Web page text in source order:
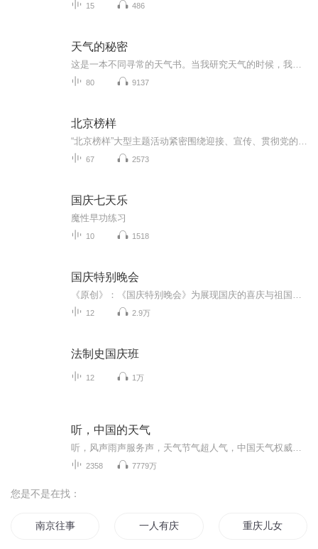
15 486
天气的秘密
80 9137
北京榜样
67 2573
国庆七天乐
魔性早功练习
10 1518
国庆特别晚会
12 2.9万
法制史国庆班
12 1万
听，中国的天气
2358 7779万
您是不是在找：
南京往事 一人有庆 重庆儿女